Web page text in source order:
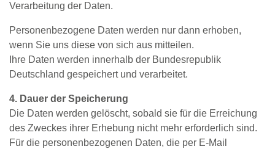
Verarbeitung der Daten.
Personenbezogene Daten werden nur dann erhoben,
wenn Sie uns diese von sich aus mitteilen.
Ihre Daten werden innerhalb der Bundesrepublik
Deutschland gespeichert und verarbeitet.
4. Dauer der Speicherung
Die Daten werden gelöscht, sobald sie für die Erreichung
des Zweckes ihrer Erhebung nicht mehr erforderlich sind.
Für die personenbezogenen Daten, die per E‐Mail